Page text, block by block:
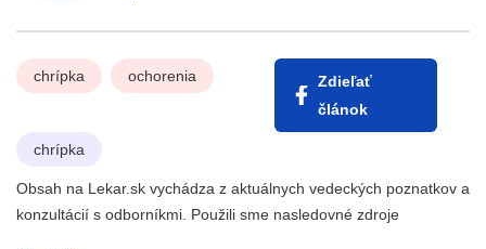
chrípka ochorenia
Zdieľať
článok
chrípka
Obsah na Lekar.sk vychádza z aktuálnych vedeckých poznatkov a
konzultácií s odborníkmi. Použili sme nasledovné zdroje